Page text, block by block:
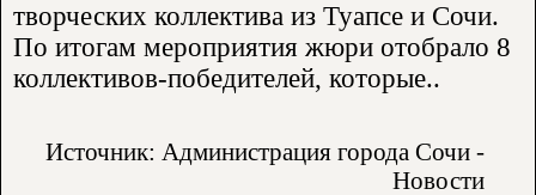
творческих коллектива из Туапсе и Сочи.
По итогам мероприятия жюри отобрало 8
коллективов-победителей, которые..
Источник: Администрация города Сочи -
Новости